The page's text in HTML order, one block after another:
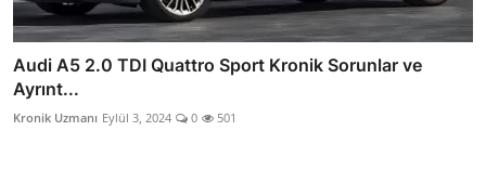
Audi A5 2.0 TDI Quattro Sport Kronik Sorunlar ve
Ayrınt...
Kronik Uzmanı Eylül 3, 2024 0 501